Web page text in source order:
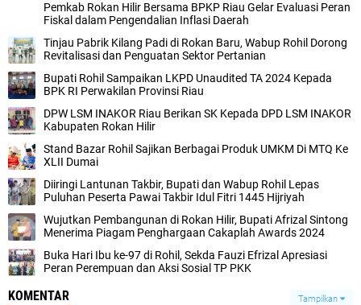
Pemkab Rokan Hilir Bersama BPKP Riau Gelar Evaluasi Peran
Fiskal dalam Pengendalian Inflasi Daerah
Tinjau Pabrik Kilang Padi di Rokan Baru, Wabup Rohil Dorong
Revitalisasi dan Penguatan Sektor Pertanian
Bupati Rohil Sampaikan LKPD Unaudited TA 2024 Kepada
BPK RI Perwakilan Provinsi Riau
DPW LSM INAKOR Riau Berikan SK Kepada DPD LSM INAKOR
Kabupaten Rokan Hilir
Stand Bazar Rohil Sajikan Berbagai Produk UMKM Di MTQ Ke
XLII Dumai
Diiringi Lantunan Takbir, Bupati dan Wabup Rohil Lepas
Puluhan Peserta Pawai Takbir Idul Fitri 1445 Hijriyah
Wujutkan Pembangunan di Rokan Hilir, Bupati Afrizal Sintong
Menerima Piagam Penghargaan Cakaplah Awards 2024
Buka Hari Ibu ke-97 di Rohil, Sekda Fauzi Efrizal Apresiasi
Peran Perempuan dan Aksi Sosial TP PKK
KOMENTAR Tampilkan